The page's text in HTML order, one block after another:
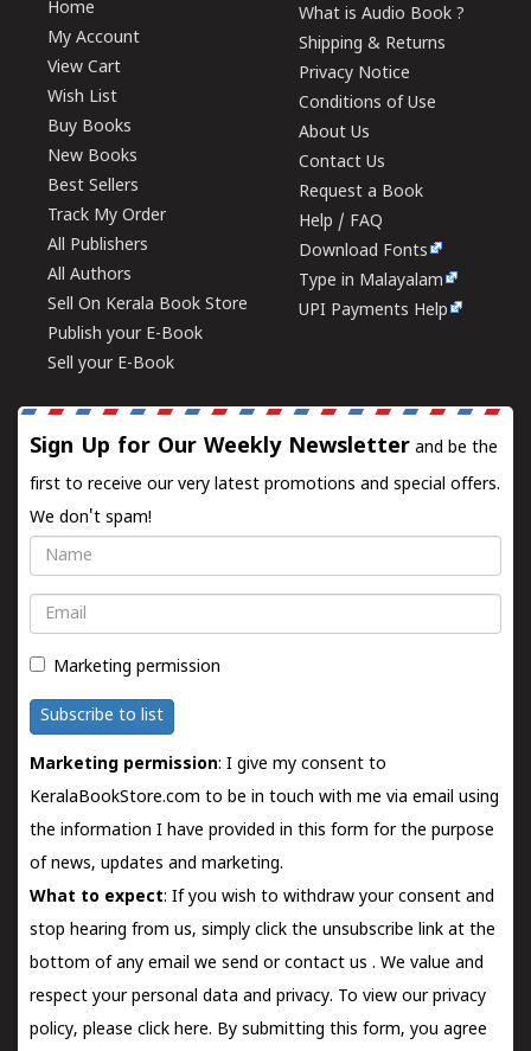
Home
My Account
View Cart
Wish List
Buy Books
New Books
Best Sellers
Track My Order
All Publishers
All Authors
Sell On Kerala Book Store
Publish your E-Book
Sell your E-Book
What is Audio Book ?
Shipping & Returns
Privacy Notice
Conditions of Use
About Us
Contact Us
Request a Book
Help / FAQ
Download Fonts
Type in Malayalam
UPI Payments Help
Sign Up for Our Weekly Newsletter and be the
first to receive our very latest promotions and special offers.
We don't spam!
Name
Email
Marketing permission
Subscribe to list
Marketing permission: I give my consent to
KeralaBookStore.com to be in touch with me via email using
the information I have provided in this form for the purpose
of news, updates and marketing.
What to expect: If you wish to withdraw your consent and
stop hearing from us, simply click the unsubscribe link at the
bottom of any email we send orcontact us . We value and
respect your personal data and privacy. To view our privacy
policy, please click here. By submitting this form, you agree